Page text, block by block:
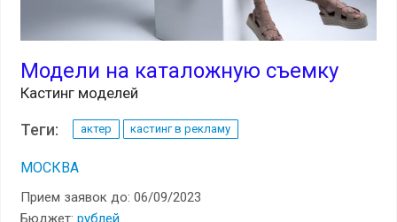
Модели на каталожную съемку
Кастинг моделей
Теги: актер кастинг в рекламу
МОСКВА
Прием заявок до: 06/09/2023
Бюджет: рублей